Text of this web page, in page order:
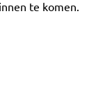
te komen.